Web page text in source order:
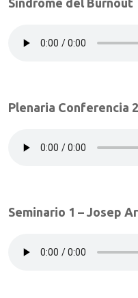
Síndrome del Burnout
Plenaria Conferencia
Seminario 1 – Josep